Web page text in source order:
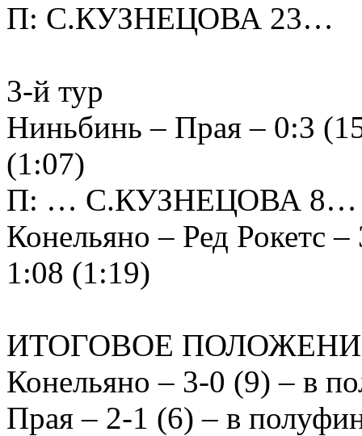
П: С.КУЗНЕЦОВА 23…
3-й тур
Ниньбинь – Прая – 0:3
(1:07)
П: … С.КУЗНЕЦОВА 8…
Конельяно – Ред Рокетс
1:08 (1:19)
ИТОГОВОЕ
Конельяно – 3-0 (9) – в
Прая – 2-1 (6) – в